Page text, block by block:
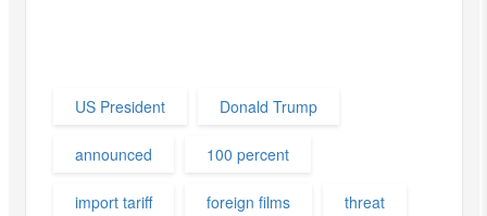
US President Donald Trump
announced 100 percent
import tariff foreign films threat